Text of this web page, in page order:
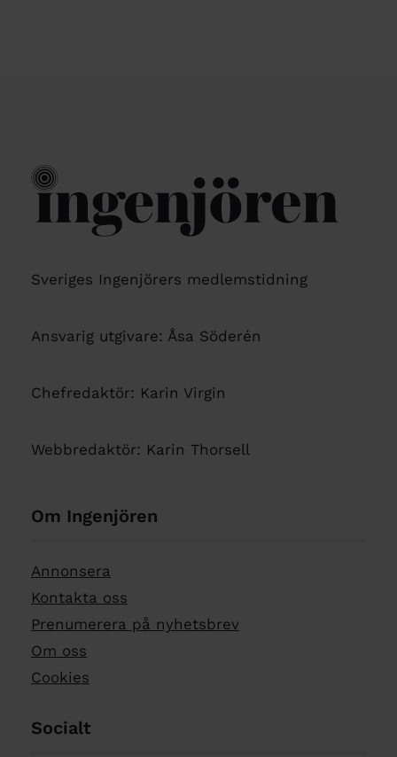
Sveriges Ingenjörers medlemstidning
Ansvarig utgivare: Åsa Söderén
Chefredaktör: Karin Virgin
Webbredaktör: Karin Thorsell
Om Ingenjören
Annonsera
Kontakta oss
Prenumerera på nyhetsbrev
Om oss
Cookies
Socialt